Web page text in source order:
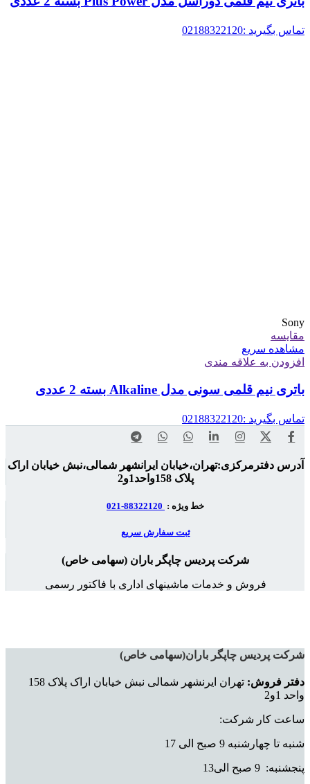
تماس بگیرید :02188322120
Sony
مقایسه
مشاهده سریع
افزودن به علاقه مندی
باتری نیم قلمی سونی مدل Alkaline بسته 2 عددی
تماس بگیرید :02188322120
آدرس دفترمرکزی:تهران،خیابان ایرانشهر شمالی،نبش خیابان اراک
پلاک 158واحد1و2
خط ویژه :
ثبت سفارش سریع
شرکت پردیس چاپگر باران (سهامی خاص)
فروش و خدمات ماشینهای اداری با فاکتور رسمی
شرکت پردیس چاپگر باران(سهامی خاص)
دفتر فروش:
تهران ایرنشهر شمالی نبش خیابان اراک پلاک 158
واحد 1و2
ساعت کار شرکت:
شنبه تا چهارشنبه 9 صبح الی 17
پنجشنبه: 9 صبح الی13